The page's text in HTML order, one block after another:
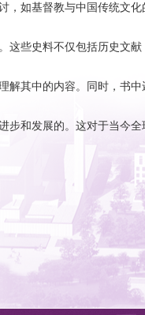
，如基督教与中国传统文
这些史料不仅包括历史文献
解其中的内容。同时，书中
步和发展的。这对于当今